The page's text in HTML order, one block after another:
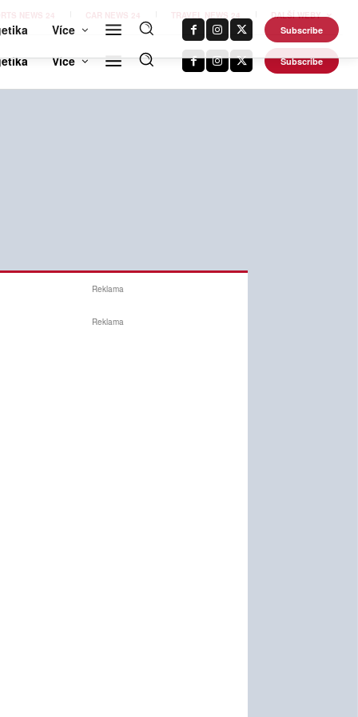
NEWS 24 CAR NEWS 24 TRAVEL NEWS 24 DALŠÍ WEBY
Více Subscribe
Reklama
Reklama